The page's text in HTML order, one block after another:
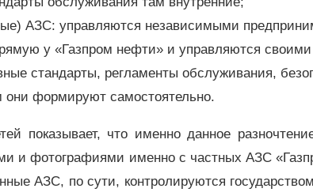
АЗС: управляются независимыми
у «Газпром нефти» и управляются
стандарты, регламенты обслуживания,
формируют самостоятельно.
показывает, что именно данное
и фотографиями именно с частных АЗС
АЗС, по сути, контролируются